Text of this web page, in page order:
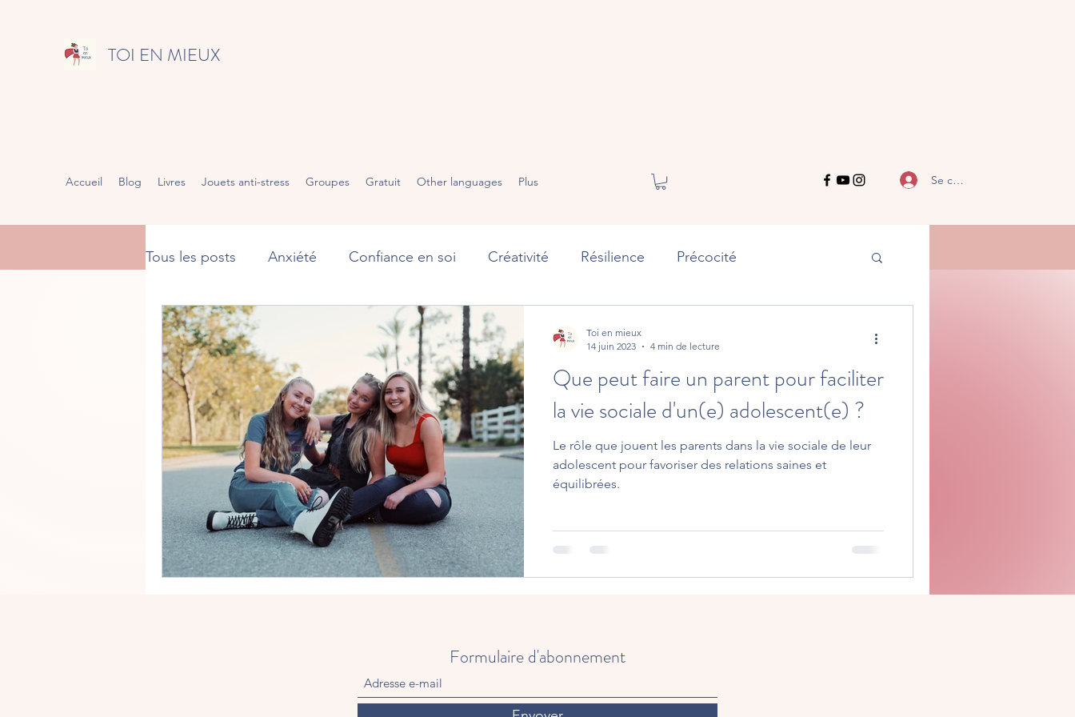
TOI EN MIEUX
Accueil Blog Livres Jouets anti-stress Groupes Gratuit Other languages Plus Se connecter
Tous les posts Anxiété Confiance en soi Créativité Résilience Précocité
Gestion des émotions Réussite
Que peut faire un parent pour faciliter
la vie sociale d'un(e) adolescent(e) ?
Le rôle que jouent les parents dans la vie sociale de leur
adolescent pour favoriser des relations saines et
équilibrées.
Toi en mieux
14 juin 2023
4 min de lecture
Formulaire d'abonnement